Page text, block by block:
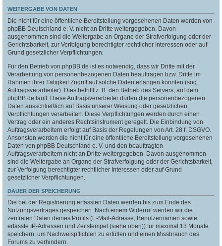
WEITERGABE VON DATEN
Die nicht für eine öffentliche Bereitstellung vorgesehenen Daten werden von
phpBB Deutschland e. V. nicht an Dritte weitergegeben. Davon
ausgenommen sind die Weitergabe an Organe der Strafverfolgung oder der
Gerichtsbarkeit, zur Verfolgung berechtigter rechtlicher Interessen oder auf
Grund gesetzlicher Verpflichtungen.
Für den Betrieb von phpBB.de ist es notwendig, dass wir Dritte mit der
Verarbeitung von personenbezogenen Daten beauftragen bzw. Dritte im
Rahmen ihrer Tätigkeit Zugriff auf solche Daten erlangen könnten (sog.
Auftragsverarbeiter). Dies betrifft z. B. den Betrieb des Servers, auf dem
phpBB.de läuft. Diese Auftragsverarbeiter dürfen die personenbezogenen
Daten ausschließlich auf Basis unserer Weisung oder gesetzlichen
Verpflichtungen verarbeiten. Diese Verpflichtungen werden durch einen
Vertrag oder ein anderes Rechtsinstrument geregelt. Die Einbindung von
Auftragsverarbeitern erfolgt auf Basis der Regelungen von Art. 28 f. DSGVO.
Ansonsten werden die nicht für eine öffentliche Bereitstellung vorgesehenen
Daten von phpBB Deutschland e. V. und den beauftragten
Auftragsverarbeitern nicht an Dritte weitergegeben. Davon ausgenommen
sind die Weitergabe an Organe der Strafverfolgung oder der Gerichtsbarkeit,
zur Verfolgung berechtigter rechtlicher Interessen oder auf Grund
gesetzlicher Verpflichtungen.
DAUER DER SPEICHERUNG
Die bei der Registrierung erfassten Daten werden bis zum Ende des
Nutzungsvertrages gespeichert. Nach einem Widerruf werden wir die
zentralen Daten deines Profils (E-Mail-Adresse, Benutzernamen sowie
erfasste IP-Adressen und Zeitstempel (siehe oben)) für maximal 13 Monate
speichern, um Nachweispflichten zu erfüllen und einen Missbrauch des
Forums zu verhindern.